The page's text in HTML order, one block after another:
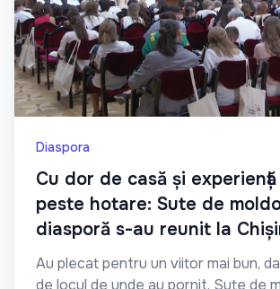
Diaspora
Cu dor de casă și
peste hotare: Sute de
diasporă s-au reunit la
Au plecat pentru un viitor mai bun,
de locul de unde au pornit. Sute de